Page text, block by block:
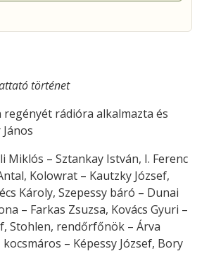
történet
regényét rádióra alkalmazta és
Miklós – Sztankay István, I. Ferenc
Kolowrat – Kautzky József,
Károly, Szepessy báró – Dunai
– Farkas Zsuzsa, Kovács Gyuri –
Stohlen, rendőrfőnök – Árva
kocsmáros – Képessy József, Bory